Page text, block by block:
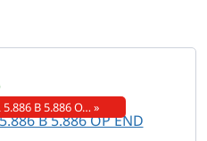
5.886 B 5.886 O… »